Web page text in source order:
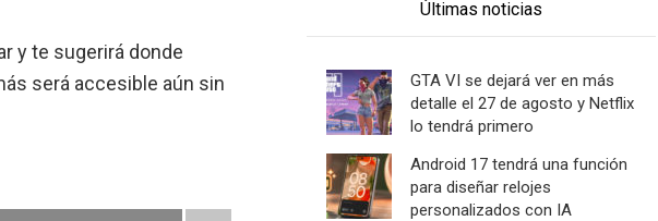
y te sugerirá donde
será accesible aún sin
Últimas noticias
GTA VI se dejará ver en más
detalle el 27 de agosto y Netflix
lo tendrá primero
Android 17 tendrá una función
para diseñar relojes
personalizados con IA